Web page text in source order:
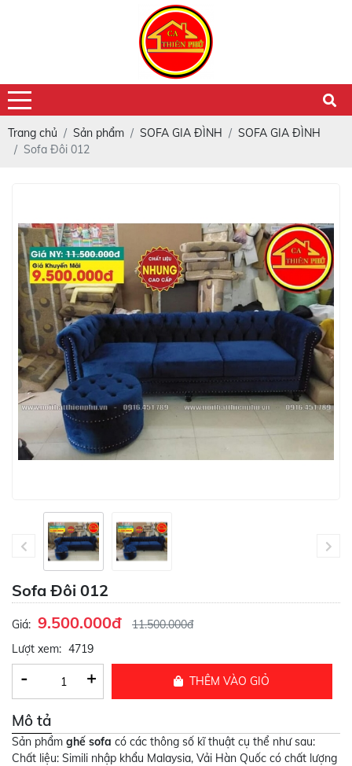
Trang chủ Sản phẩm SOFA GIA ĐÌNH
SOFA GIA ĐÌNH
Sofa Đôi 012
Sofa Đôi 012
Giá: 9.500.000đ
11.500.000đ
Lượt xem: 4719
- + THÊM VÀO GIỎ
Mô tả
Sản phẩm ghế sofa có các thông số kĩ thuật cụ thể như sau:
Chất liệu: Simili nhập khẩu Malaysia, Vải Hàn Quốc có chất lượng